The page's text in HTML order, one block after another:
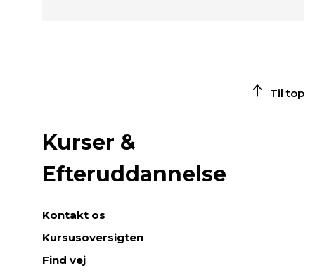
Til top
Kurser &
Efteruddannelse
Kontakt os
Kursusoversigten
Find vej